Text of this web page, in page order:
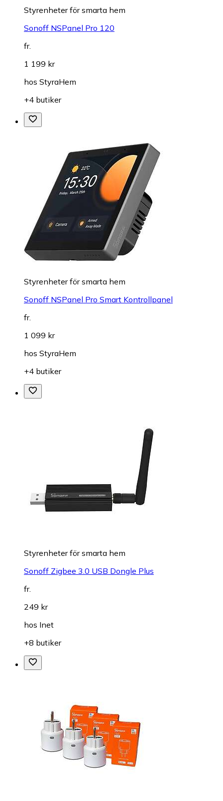
Styrenheter för smarta hem
Sonoff NSPanel Pro 120
fr.
1 199 kr
hos StyraHem
+4 butiker
Styrenheter för smarta hem
Sonoff NSPanel Pro Smart Kontrollpanel
fr.
1 099 kr
hos StyraHem
+4 butiker
Styrenheter för smarta hem
Sonoff Zigbee 3.0 USB Dongle Plus
fr.
249 kr
hos Inet
+8 butiker